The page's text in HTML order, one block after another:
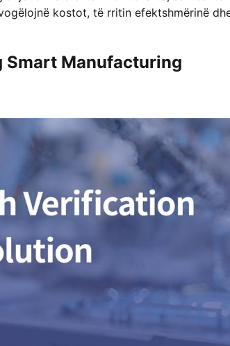
kostot, të rritin efektshmërinë
Smart Manufacturing